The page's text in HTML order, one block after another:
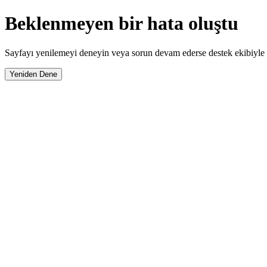
Beklenmeyen bir hata oluştu
Sayfayı yenilemeyi deneyin veya sorun devam ederse destek
Yeniden Dene